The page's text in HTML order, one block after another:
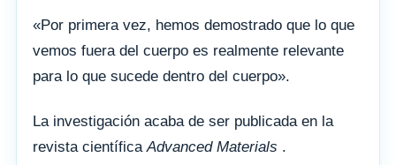
«Por primera vez, hemos demostrado que lo que
vemos fuera del cuerpo es realmente relevante
para lo que sucede dentro del cuerpo».
La investigación acaba de ser publicada en la
revista científicaAdvanced Materials .